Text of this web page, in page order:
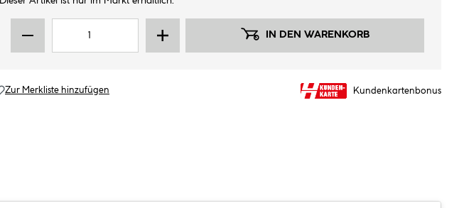
IN DEN WARENKORB
Zur Merkliste hinzufügen Kundenkartenbonus